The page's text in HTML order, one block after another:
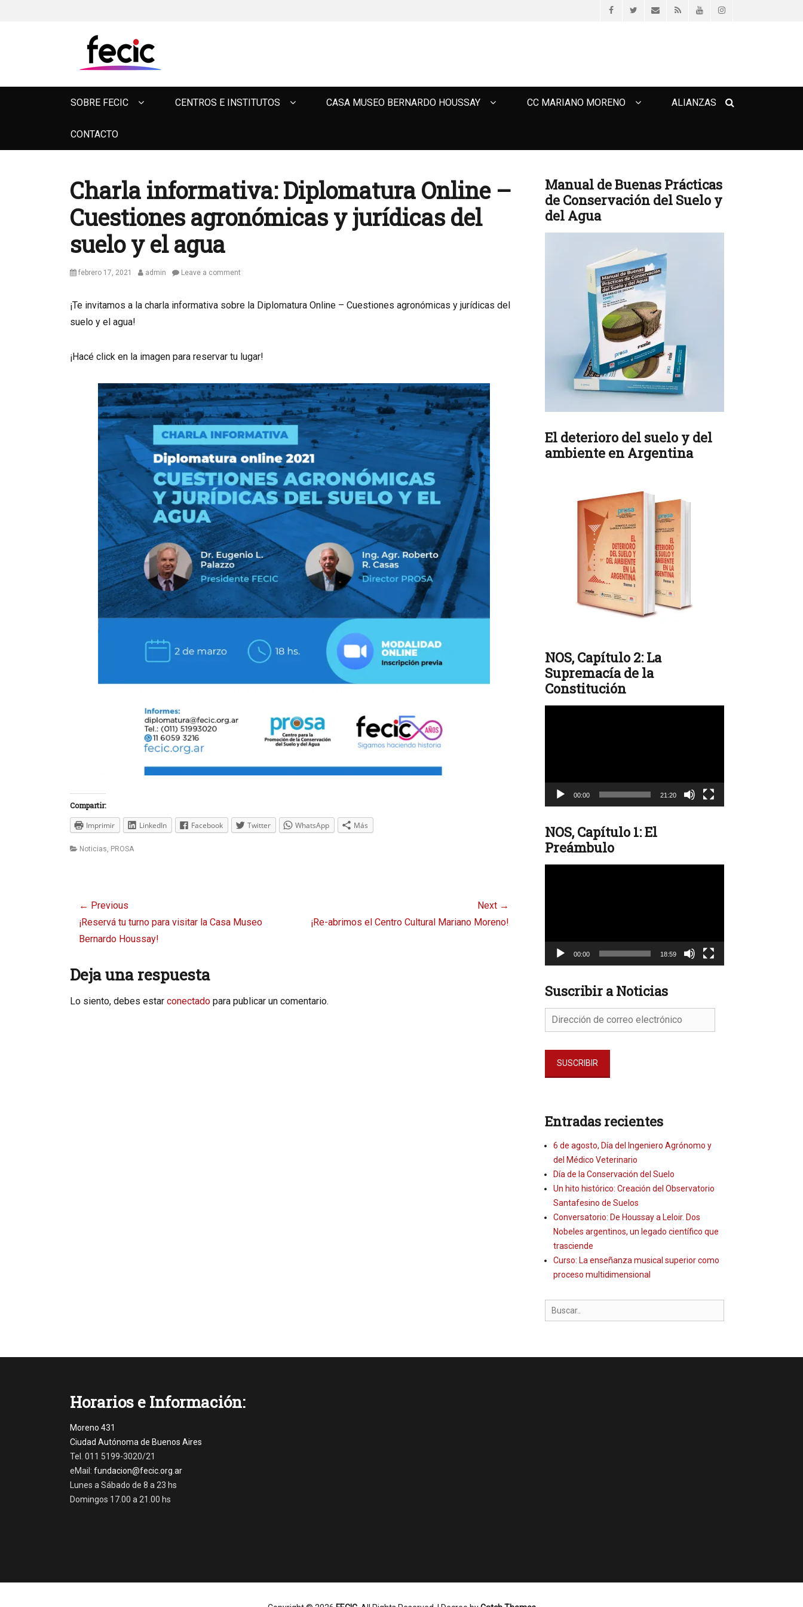
FacebookTwitterEmailFeed YouTubeInstagram
FECIC
Primary
SOBRE FECIC CENTROS E INSTITUTOS CASA MUSEO BERNARDO HOUSSAY CC MARIANO MORENO ALIANZAS
CONTACTO
Charla informativa: Diplomatura Online –
Cuestiones agronómicas y jurídicas del
suelo y el agua
Posted
febrero 17, 2021 Author
admin Leave a comment
¡Te invitamos a la charla informativa sobre la Diplomatura Online – Cuestiones agronómicas y jurídicas del
suelo y el agua!
¡Hacé click en la imagen para reservar tu lugar!
Compartir:
Imprimir LinkedIn Facebook Twitter WhatsApp Más
Categories
Noticias, PROSA
de
entradas
← Previous
Previous
post:
¡Reservá tu turno para visitar la Casa Museo
Bernardo Houssay!
Next →
Next¡Re-abrimos el Centro Cultural Mariano Moreno!
Deja una respuesta
Lo siento, debes estar conectado para publicar un comentario.
Manual de Buenas Prácticas
de Conservación del Suelo y
del Agua
El deterioro del suelo y del
ambiente en Argentina
NOS, Capítulo 2: La
Supremacía de la
Constitución
00:00 21:20
NOS, Capítulo 1: El
Preámbulo
00:00 18:59
Suscribir a Noticias
Dirección
electrónico
SUSCRIBIR
Entradas recientes
6 de agosto, Día del Ingeniero Agrónomo y
del Médico Veterinario
Día de la Conservación del Suelo
Un hito histórico: Creación del Observatorio
Santafesino de Suelos
Conversatorio: De Houssay a Leloir. Dos
Nobeles argentinos, un legado científico que
trasciende
Curso: La enseñanza musical superior como
proceso multidimensional
Search
for:
Horarios e Información:
Moreno 431
Ciudad Autónoma de Buenos Aires
Tel. 011 5199-3020/21
eMail: fundacion@fecic.org.ar
Lunes a Sábado de 8 a 23 hs
Domingos 17.00 a 21.00 hs